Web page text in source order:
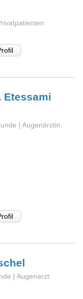
Etessami
| Augenärztin
| Augenarzt